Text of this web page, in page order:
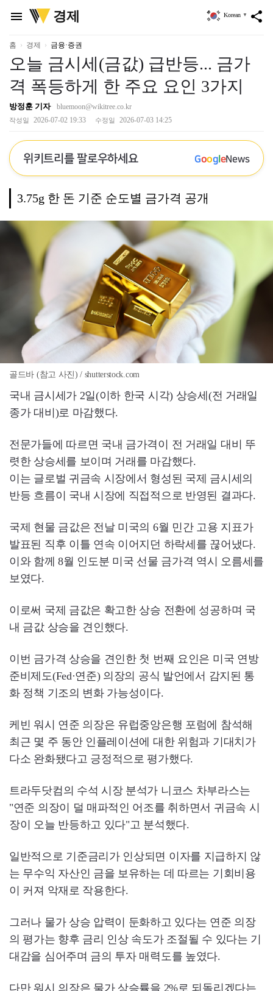
menu
위
키
리
경제 share
Korean ▼
홈 경제 금융·증권
오늘 금시세(금값) 급반등... 금가
격 폭등하게 한 주요 요인 3가지
방정훈 기자 bluemoon@wikitree.co.kr
작성일 2026-07-02 19:33 수정일 2026-07-03 14:25
위키트리를 팔로우하세요 GoogleNews
3.75g 한 돈 기준 순도별 금가격 공개
골드바 (참고 사진) / shutterstock.com
국내 금시세가 2일(이하 한국 시각) 상승세(전 거래일
종가 대비)로 마감했다.
전문가들에 따르면 국내 금가격이 전 거래일 대비 뚜
렷한 상승세를 보이며 거래를 마감했다.
이는 글로벌 귀금속 시장에서 형성된 국제 금시세의
반등 흐름이 국내 시장에 직접적으로 반영된 결과다.
국제 현물 금값은 전날 미국의 6월 민간 고용 지표가
발표된 직후 이틀 연속 이어지던 하락세를 끊어냈다.
이와 함께 8월 인도분 미국 선물 금가격 역시 오름세를
보였다.
이로써 국제 금값은 확고한 상승 전환에 성공하며 국
내 금값 상승을 견인했다.
이번 금가격 상승을 견인한 첫 번째 요인은 미국 연방
준비제도(Fed·연준) 의장의 공식 발언에서 감지된 통
화 정책 기조의 변화 가능성이다.
케빈 워시 연준 의장은 유럽중앙은행 포럼에 참석해
최근 몇 주 동안 인플레이션에 대한 위험과 기대치가
다소 완화됐다고 긍정적으로 평가했다.
트라두닷컴의 수석 시장 분석가 니코스 차부라스는
"연준 의장이 덜 매파적인 어조를 취하면서 귀금속 시
장이 오늘 반등하고 있다"고 분석했다.
일반적으로 기준금리가 인상되면 이자를 지급하지 않
는 무수익 자산인 금을 보유하는 데 따르는 기회비용
이 커져 악재로 작용한다.
그러나 물가 상승 압력이 둔화하고 있다는 연준 의장
의 평가는 향후 금리 인상 속도가 조절될 수 있다는 기
대감을 심어주며 금의 투자 매력도를 높였다.
다만 워시 의장은 물가 상승률을 2%로 되돌리겠다는